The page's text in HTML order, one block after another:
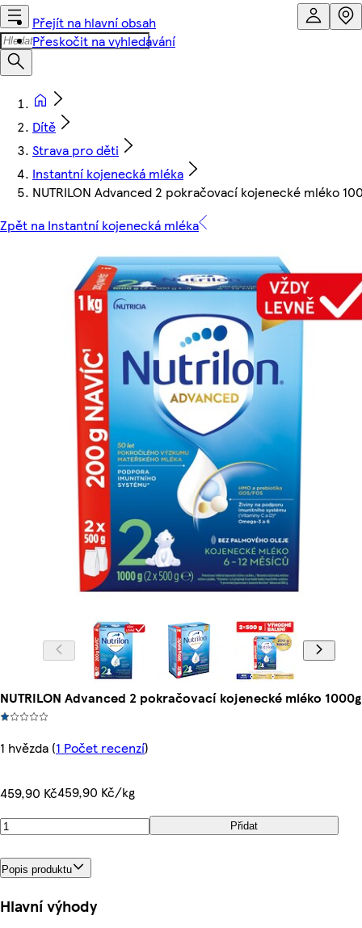
Přejít na hlavní obsah
Přeskočit na vyhledávání
Dítě
Strava pro děti
Instantní kojenecká mléka
NUTRILON Advanced 2 pokračovací kojenecké mléko
Zpět na Instantní kojenecká mléka
NUTRILON Advanced 2 pokračovací kojenecké mléko 1000g
1 hvězda (1 Počet recenzí)
459,90 Kč459,90 Kč/kg
Přidat
Popis produktu
Hlavní výhody